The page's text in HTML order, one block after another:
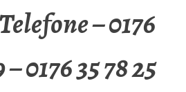
– 0176
0176 35 78 25